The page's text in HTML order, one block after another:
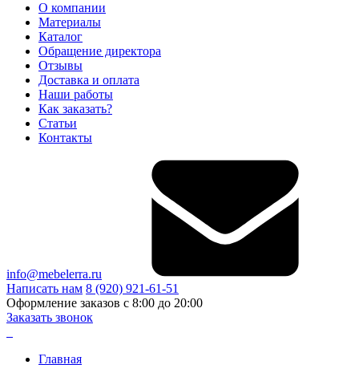
О компании
Материалы
Каталог
Обращение директора
Отзывы
Доставка и оплата
Наши работы
Как заказать?
Статьи
Контакты
info@mebelerra.ru
Написать нам 8 (920) 921-61-51
Оформление заказов с 8:00 до 20:00
Заказать звонок
Главная